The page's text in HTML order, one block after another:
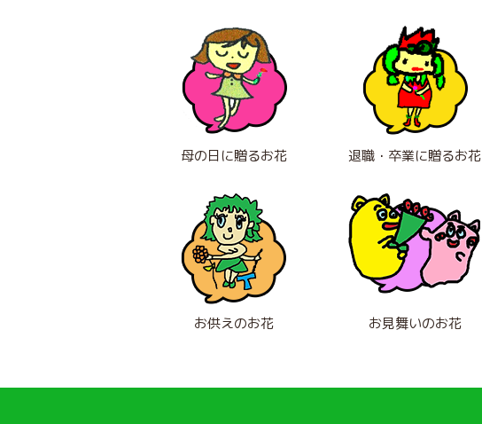
母の日に贈るお花 退職・卒業に贈るお花
お供えのお花 お見舞いのお花